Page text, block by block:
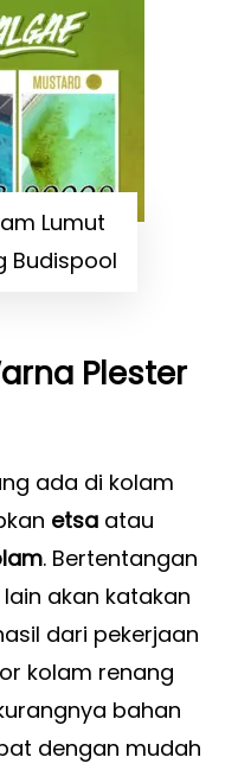
Lumut
Budispool
Plester
ada di kolam
etsaatau
. Bertentangan
akan katakan
dari pekerjaan
kolam renang
bahan
dengan mudah